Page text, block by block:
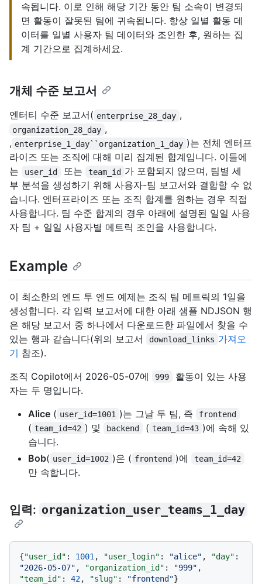
속됩니다. 이로 인해 해당 기간 동안 팀 소속이 변경되
면 활동이 잘못된 팀에 귀속됩니다. 항상 일별 활동 데
이터를 일별 사용자 팀 데이터와 조인한 후, 원하는 집
계 기간으로 집계하세요.
개체 수준 보고서
엔터티 수준 보고서( enterprise_28_day ,
organization_28_day ,
, enterprise_1_day``organization_1_day )는 전체 엔터프
라이즈 또는 조직에 대해 미리 집계된 합계입니다. 이들에
는
user_id 또는 team_id 가 포함되지 않으며, 팀별 세
부 분석을 생성하기 위해 사용자-팀 보고서와 결합할 수 없
습니다. 엔터프라이즈 또는 조직 합계를 원하는 경우 직접
사용합니다. 팀 수준 합계의 경우 아래에 설명된 일일 사용
자 팀 + 일일 사용자별 메트릭 조인을 사용합니다.
Example
이 최소한의 엔드 투 엔드 예제는 조직 팀 메트릭의 1일을
생성합니다. 각 입력 보고서에 대한 아래 샘플 NDJSON 행
은 해당 보고서 중 하나에서 다운로드한 파일에서 찾을 수
있는 행과 같습니다(위의 보고서
download_links 가져오
기 참조).
조직 Copilot에서 2026-05-07에
999
활동이 있는 사용
자는 두 명입니다.
Alice ( user_id=1001 )는 그날 두 팀, 즉 frontend
( team_id=42 ) 및 backend ( team_id=43 )에 속해 있
습니다.
Bob( user_id=1002 )은 ( frontend )에 team_id=42
만 속합니다.
입력: organization_user_teams_1_day
{"user_id" : 1001 , "user_login" : "alice" , "day" :
"2026-05-07" , "organization_id" : "999" ,
"team_id" : 42, "slug" : "frontend"}